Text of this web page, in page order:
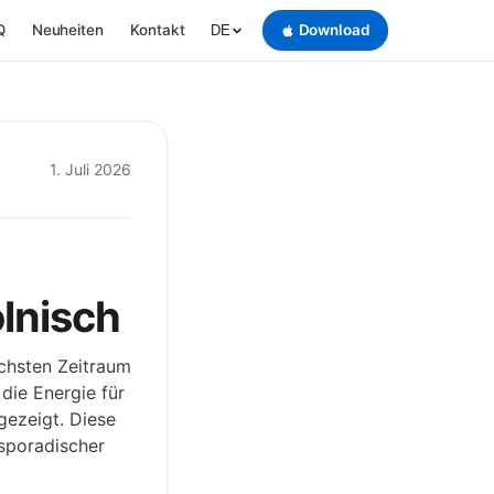
Neuheiten Kontakt DE Download
1. Juli 2026
Zeitraum
Energie für
Diese